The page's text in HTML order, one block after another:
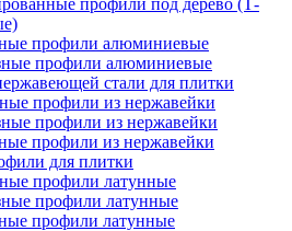
профили под дерево (Т-
профили алюминиевые
профили алюминиевые
стали для плитки
профили из нержавейки
профили из нержавейки
профили из нержавейки
для плитки
профили латунные
профили латунные
профили латунные